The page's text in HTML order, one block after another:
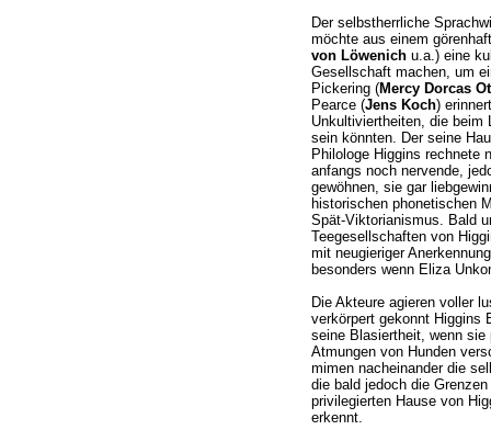
Der selbstherrliche
möchte aus einem
von Löwenichu.a.) eine
Gesellschaft machen, um
Pickering (Mercy Dorcas
Pearce (Jens Koch)
Unkultiviertheiten, die beim
sein könnten. Der seine
Philologe Higgins rechnete
anfangs noch nervende,
gewöhnen, sie gar
historischen phonetischen
Spät-Viktorianismus. Bald
Teegesellschaften von
mit neugieriger
besonders wenn Eliza
Die Akteure agieren voller
verkörpert gekonnt Higgins
seine Blasiertheit, wenn sie
Atmungen von Hunden
mimen nacheinander die
die bald jedoch die
privilegierten Hause von
erkennt.